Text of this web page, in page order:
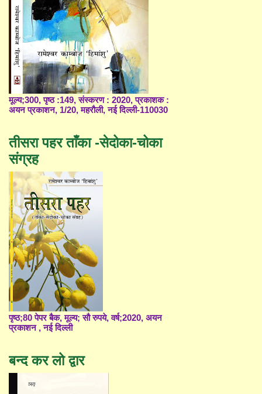
मूल्य;300, पृष्ठ :149, संस्करण : 2020, प्रकाशक :
अयन प्रकाशन, 1/20, महरौली, नई दिल्ली-110030
तीसरा पहर ताँका -सेदोका-चोका
संग्रह
पृष्ठ;80 पेपर बैक, मूल्य; सौ रुपये, वर्ष;2020, अयन
प्रकाशन , नई दिल्ली
बन्द कर लो द्वार